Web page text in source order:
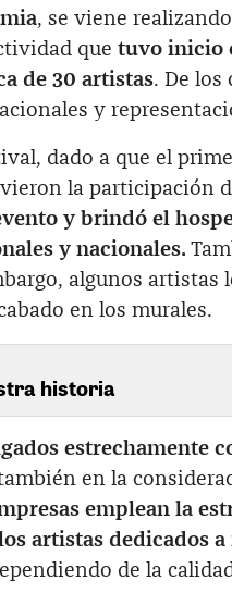
, se viene
que tuvo inicio
de 30 artistas. De los
y
dado a que el
la participación
y brindó el
y nacionales.
algunos artistas
en los murales.
historia
estrechamente
en la
emplean la
artistas dedicados
de la